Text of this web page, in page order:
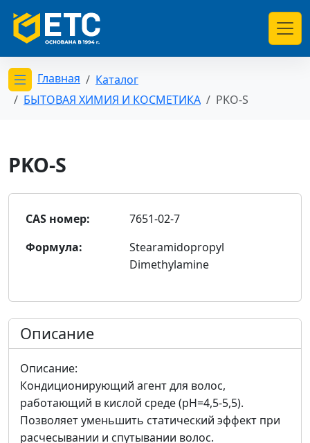
Открыть меню категорий
Главная
Каталог
БЫТОВАЯ ХИМИЯ И КОСМЕТИКА
PKO-S
PKO-S
CAS номер:
7651-02-7
Формула:
Stearamidopropyl
Dimethylamine
Описание
Описание:
Кондиционирующий агент для волос,
работающий в кислой среде (рН=4,5-5,5).
Позволяет уменьшить статический эффект при
расчесывании и спутывании волос.